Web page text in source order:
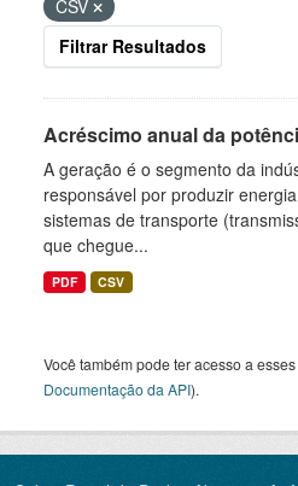
CSV
Filtrar Resultados
Acréscimo anual da
A geração é o segmento da
responsável por produzir
sistemas de transporte
que chegue...
PDF CSV
Você também pode ter acesso a
Documentação da API).